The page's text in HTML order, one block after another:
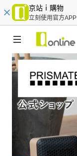
京站ｉ購物
立刻使用官方APP